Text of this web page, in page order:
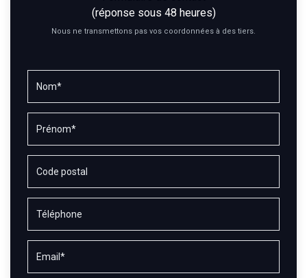
(réponse sous 48 heures)
Nous ne transmettons pas vos coordonnées à des tiers.